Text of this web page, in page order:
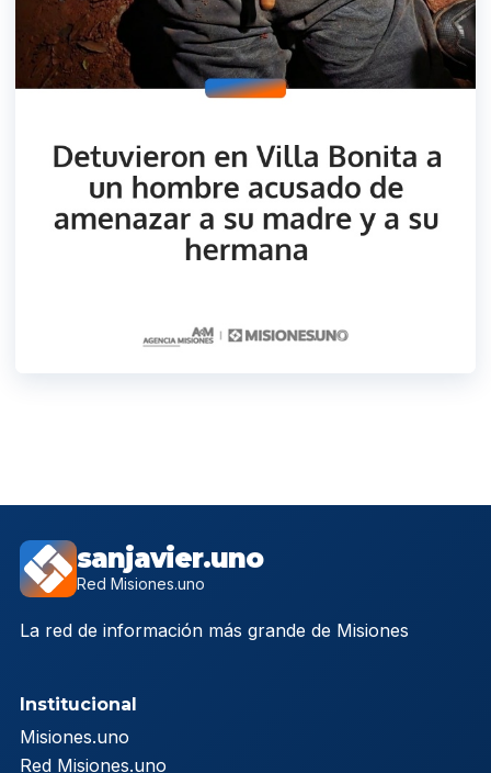
sanjavier.uno
Red Misiones.uno
La red de información más grande de Misiones
Institucional
Misiones.uno
Red Misiones.uno